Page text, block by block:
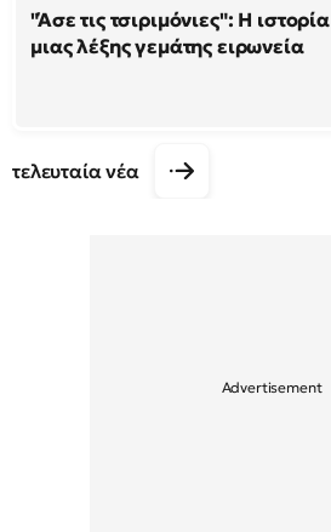
"Άσε τις τσιριμόνιες": Η ιστορία
μιας λέξης γεμάτης ειρωνεία
τελευταία νέα